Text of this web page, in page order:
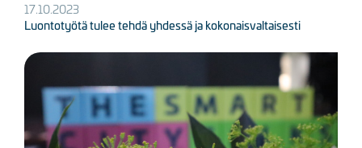
17.10.2023
Luontotyötä tulee tehdä yhdessä ja kokonaisvaltaisesti
Kuva